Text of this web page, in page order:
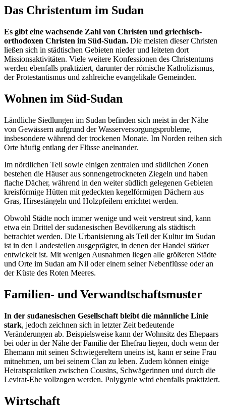
Das Christentum im Sudan
Es gibt eine wachsende Zahl von Christen und griechisch-
orthodoxen Christen im Süd-Sudan. Die meisten dieser Christen
ließen sich in städtischen Gebieten nieder und leiteten dort
Missionsaktivitäten. Viele weitere Konfessionen des Christentums
werden ebenfalls praktiziert, darunter der römische Katholizismus,
der Protestantismus und zahlreiche evangelikale Gemeinden.
Wohnen im Süd-Sudan
Ländliche Siedlungen im Sudan befinden sich meist in der Nähe
von Gewässern aufgrund der Wasserversorgungsprobleme,
insbesondere während der trockenen Monate. Im Norden reihen sich
Orte häufig entlang der Flüsse aneinander.
Im nördlichen Teil sowie einigen zentralen und südlichen Zonen
bestehen die Häuser aus sonnengetrockneten Ziegeln und haben
flache Dächer, während in den weiter südlich gelegenen Gebieten
kreisförmige Hütten mit gedeckten kegelförmigen Dächern aus
Gras, Hirsestängeln und Holzpfeilern errichtet werden.
Obwohl Städte noch immer wenige und weit verstreut sind, kann
etwa ein Drittel der sudanesischen Bevölkerung als städtisch
betrachtet werden. Die Urbanisierung als Teil der Kultur im Sudan
ist in den Landesteilen ausgeprägter, in denen der Handel stärker
entwickelt ist. Mit wenigen Ausnahmen liegen alle größeren Städte
und Orte im Sudan am Nil oder einem seiner Nebenflüsse oder an
der Küste des Roten Meeres.
Familien- und Verwandtschaftsmuster
In der sudanesischen Gesellschaft bleibt die männliche Linie
stark, jedoch zeichnen sich in letzter Zeit bedeutende
Veränderungen ab. Beispielsweise kann der Wohnsitz des Ehepaars
bei oder in der Nähe der Familie der Ehefrau liegen, doch wenn der
Ehemann mit seinen Schwiegereltern uneins ist, kann er seine Frau
mitnehmen, um bei seinem Clan zu leben. Zudem können einige
Heiratspraktiken zwischen Cousins, Schwägerinnen und durch die
Levirat-Ehe vollzogen werden. Polygynie wird ebenfalls praktiziert.
Wirtschaft